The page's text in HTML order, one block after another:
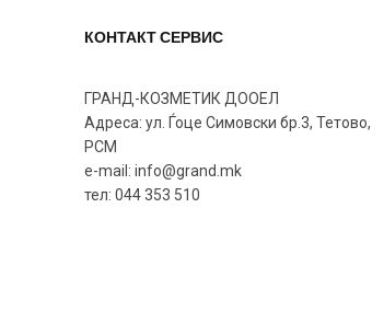
КОНТАКТ СЕРВИС
ГРАНД-КОЗМЕТИК ДООЕЛ
Адреса: ул. Ѓоце Симовски бр.3, Тетово,
РСМ
e-mail: info@grand.mk
тел: 044 353 510